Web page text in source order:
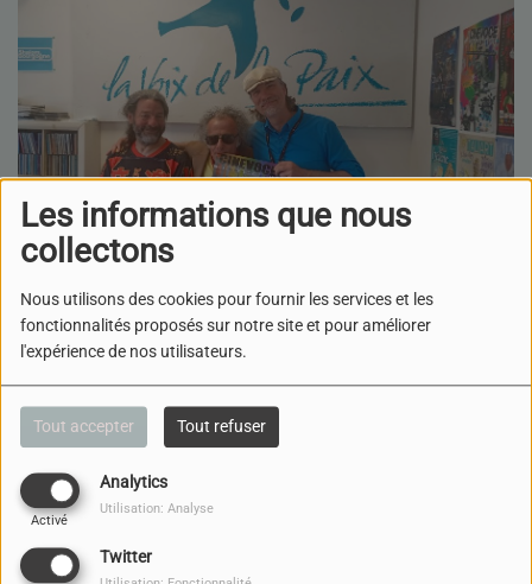
Les informations que nous
collectons
Nous utilisons des cookies pour fournir les services et les
fonctionnalités proposés sur notre site et pour améliorer
l'expérience de nos utilisateurs.
Tout accepter Tout refuser
Analytics
Activé
Utilisation: Analyse
Twitter
04 MAI 2026
Dans ce nouveau épisode de Il
Fuoco d'Italia, Vincenzo Cirillo et Radio Shalom Bourgogne ont le
plaisirs de recevoir :
- Julien binet , Illustrateur à l'occasion de l'exposition dans le cadre de
Cinevoce à la salle Devosges du 9 au 22 mai 2026
-Vivien producteur de Julien